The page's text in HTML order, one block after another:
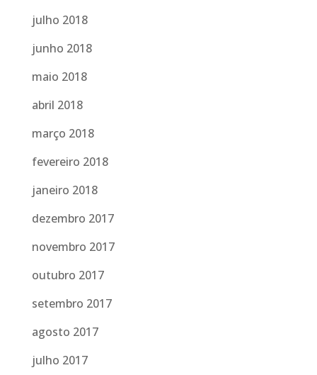
julho 2018
junho 2018
maio 2018
abril 2018
março 2018
fevereiro 2018
janeiro 2018
dezembro 2017
novembro 2017
outubro 2017
setembro 2017
agosto 2017
julho 2017